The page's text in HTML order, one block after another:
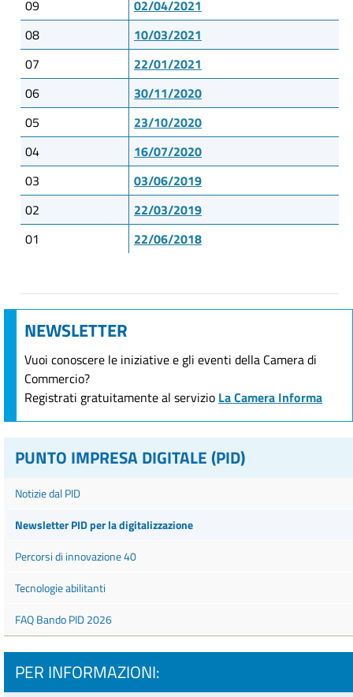
09
02/04/2021
08
10/03/2021
07
22/01/2021
06
30/11/2020
05
23/10/2020
04
16/07/2020
03
03/06/2019
02
22/03/2019
01
22/06/2018
NEWSLETTER
Vuoi conoscere le iniziative e gli eventi della Camera di
Commercio?
Registrati gratuitamente al servizio La Camera Informa
PUNTO IMPRESA DIGITALE (PID)
Notizie dal PID
Newsletter PID per la digitalizzazione
Percorsi di innovazione 40
Tecnologie abilitanti
FAQ Bando PID 2026
PER INFORMAZIONI: